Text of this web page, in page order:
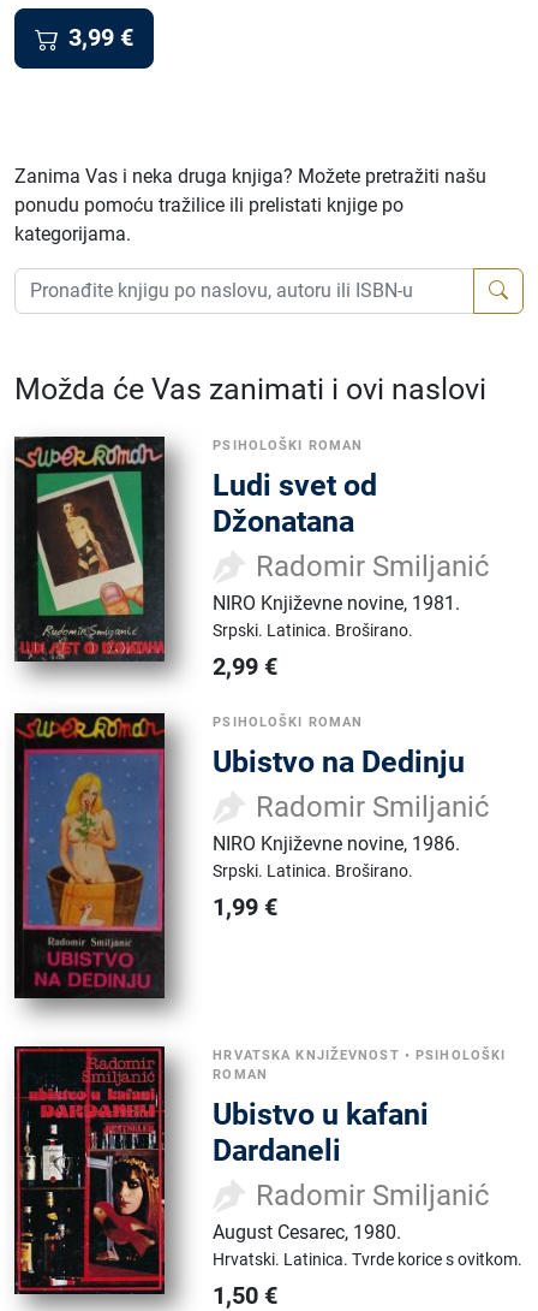
3,99 €
Zanima Vas i neka druga knjiga? Možete pretražiti našu
ponudu pomoću tražilice ili prelistati knjige po
kategorijama.
Možda će Vas zanimati i ovi naslovi
PSIHOLOŠKI ROMAN
Ludi svet od
Džonatana
Radomir Smiljanić
NIRO Književne novine, 1981.
Srpski. Latinica. Broširano.
2,99 €
PSIHOLOŠKI ROMAN
Ubistvo na Dedinju
Radomir Smiljanić
NIRO Književne novine, 1986.
Srpski. Latinica. Broširano.
1,99 €
HRVATSKA KNJIŽEVNOST •PSIHOLOŠKI
ROMAN
Ubistvo u kafani
Dardaneli
Radomir Smiljanić
August Cesarec, 1980.
Hrvatski. Latinica.Tvrde korice s ovitkom.
1,50 €